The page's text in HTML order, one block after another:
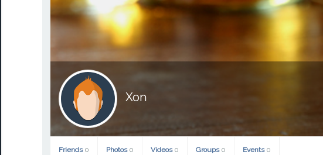
Xon
Friends 0 Photos 0 Videos 0 Groups 0 Events 0